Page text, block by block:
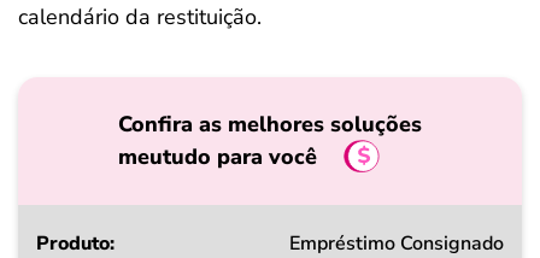
calendário da restituição.
Confira as melhores soluções
meutudo para você
Produto
Empréstimo Consignado